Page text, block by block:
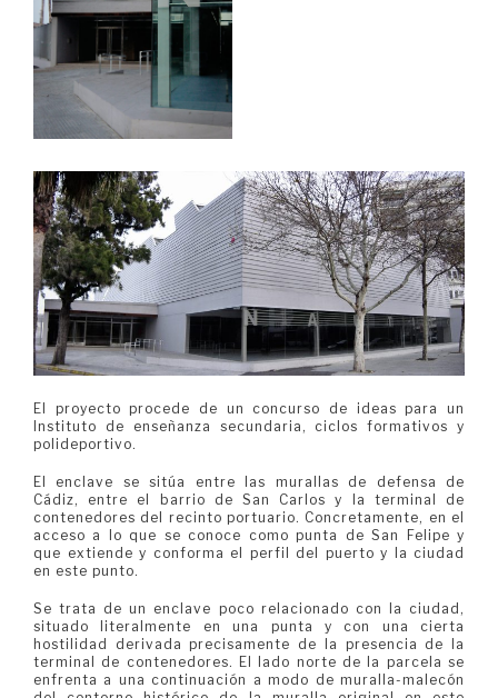
El proyecto procede de un concurso de ideas para un
Instituto de enseñanza secundaria, ciclos formativos y
polideportivo.
El enclave se sitúa entre las murallas de defensa de
Cádiz, entre el barrio de San Carlos y la terminal de
contenedores del recinto portuario. Concretamente, en el
acceso a lo que se conoce como punta de San Felipe y
que extiende y conforma el perfil del puerto y la ciudad
en este punto.
Se trata de un enclave poco relacionado con la ciudad,
situado literalmente en una punta y con una cierta
hostilidad derivada precisamente de la presencia de la
terminal de contenedores. El lado norte de la parcela se
enfrenta a una continuación a modo de muralla-malecón